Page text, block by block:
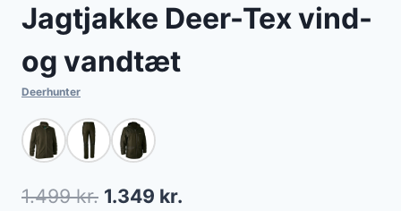
Jagtjakke Deer-Tex vind-
og vandtæt
Deerhunter
1.499kr. Den
1.349 kr.